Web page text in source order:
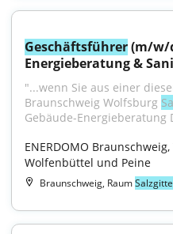
Geschäftsführer (m/w/
Energieberatung &
"...wenn Sie aus einer
Braunschweig Wolfsburg
Gebäude-Energieberatung
ENERDOMO
Wolfenbüttel und Peine
Braunschweig, Raum